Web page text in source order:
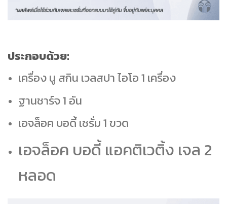
ประกอบด้วย:
เครื่อง นู สกิน เวลสปา ไอโอ 1 เครื่อง
ฐานชาร์จ 1 อัน
เอจล็อค บอดี้ เซรั่ม 1 ขวด
เอจล็อค บอดี้ แอคติเวติ้ง เจล 2
หลอด